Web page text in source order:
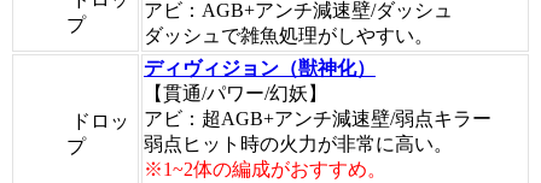
プ
アビ：AGB+アンチ減速壁/ダッシュ
ダッシュで雑魚処理がしやすい。
ドロッ
プ
ディヴィジョン（獣神化）
【貫通/パワー/幻妖】
アビ：超AGB+アンチ減速壁/弱点キラー
弱点ヒット時の火力が非常に高い。
※1~2体の編成がおすすめ。